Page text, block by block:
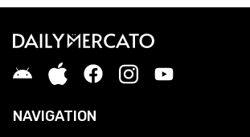
NAVIGATION